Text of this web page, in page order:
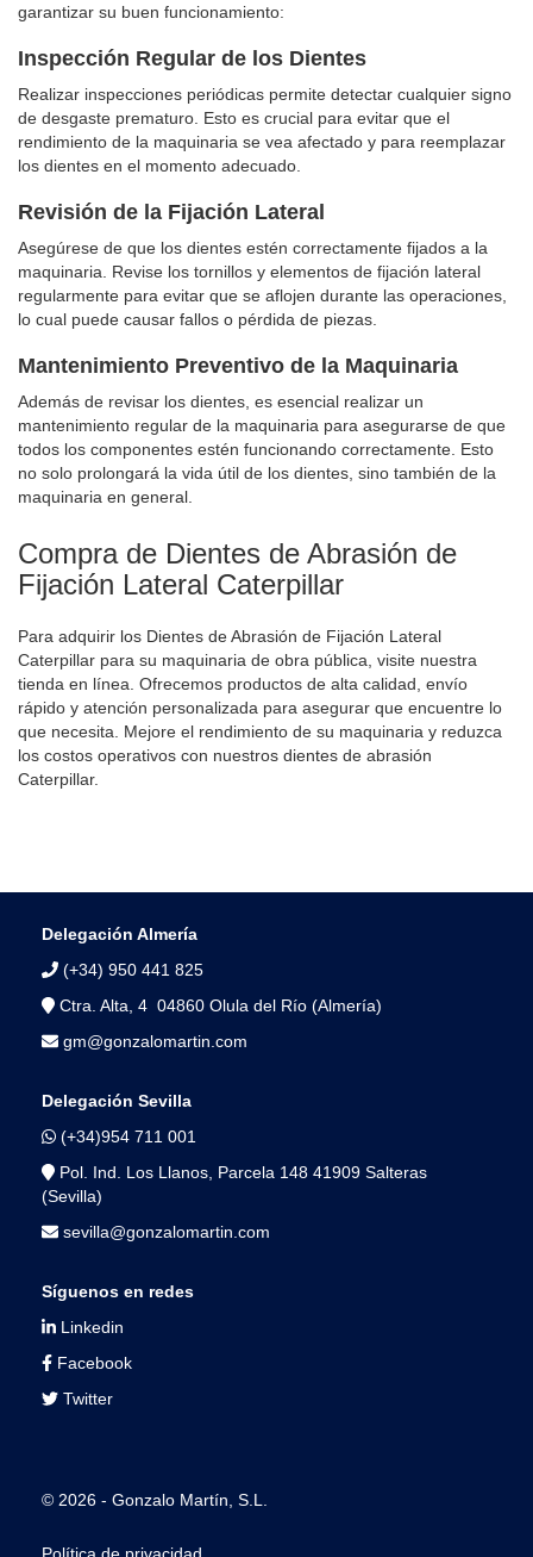
garantizar su buen funcionamiento:
Inspección Regular de los Dientes
Realizar inspecciones periódicas permite detectar cualquier signo
de desgaste prematuro. Esto es crucial para evitar que el
rendimiento de la maquinaria se vea afectado y para reemplazar
los dientes en el momento adecuado.
Revisión de la Fijación Lateral
Asegúrese de que los dientes estén correctamente fijados a la
maquinaria. Revise los tornillos y elementos de fijación lateral
regularmente para evitar que se aflojen durante las operaciones,
lo cual puede causar fallos o pérdida de piezas.
Mantenimiento Preventivo de la Maquinaria
Además de revisar los dientes, es esencial realizar un
mantenimiento regular de la maquinaria para asegurarse de que
todos los componentes estén funcionando correctamente. Esto
no solo prolongará la vida útil de los dientes, sino también de la
maquinaria en general.
Compra de Dientes de Abrasión de
Fijación Lateral Caterpillar
Para adquirir los Dientes de Abrasión de Fijación Lateral
Caterpillar para su maquinaria de obra pública, visite nuestra
tienda en línea. Ofrecemos productos de alta calidad, envío
rápido y atención personalizada para asegurar que encuentre lo
que necesita. Mejore el rendimiento de su maquinaria y reduzca
los costos operativos con nuestros dientes de abrasión
Caterpillar.
Delegación Almería
(+34) 950 441 825
Ctra. Alta, 4 04860 Olula del Río (Almería)
gm@gonzalomartin.com
Delegación Sevilla
(+34)954 711 001
Pol. Ind. Los Llanos, Parcela 148 41909 Salteras
(Sevilla)
sevilla@gonzalomartin.com
Síguenos en redes
Linkedin
Facebook
Twitter
© 2026 - Gonzalo Martín, S.L.